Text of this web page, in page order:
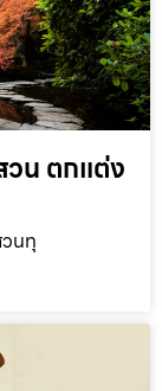
วน ตกแต่ง
นทุ